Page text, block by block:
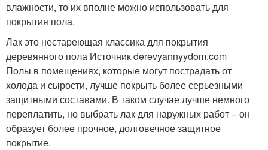
влажности, то их вполне можно использовать для
покрытия пола.
Лак это нестареющая классика для покрытия
деревянного пола Источник derevyannyydom.com
Полы в помещениях, которые могут пострадать от
холода и сырости, лучше покрыть более серьезными
защитными составами. В таком случае лучше немного
переплатить, но выбрать лак для наружных работ – он
образует более прочное, долговечное защитное
покрытие.